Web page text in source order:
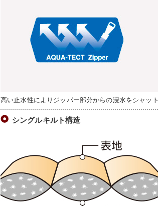
高い止水性によりジッパー部分からの浸水をシャッ
シングルキルト構造